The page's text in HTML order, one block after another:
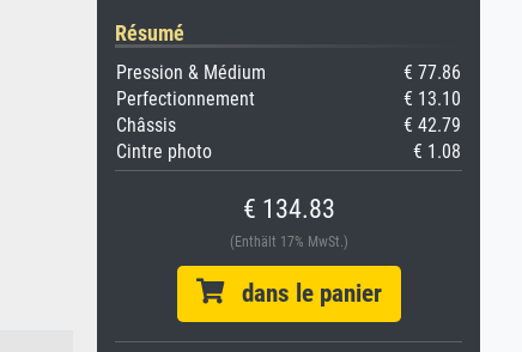
Résumé
Pression & Médium
€ 77.86
Perfectionnement
€ 13.10
Châssis
€ 42.79
Cintre photo
€ 1.08
€ 134.83
(Enthält 17% MwSt.)
dans le panier